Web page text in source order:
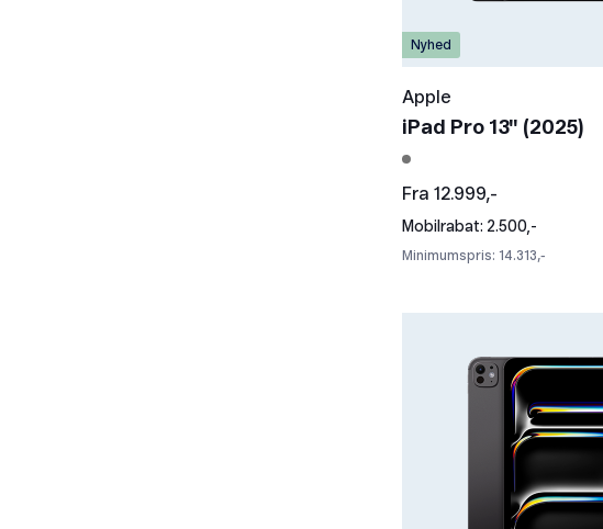
Nyhed
Apple
iPad Pro 13" (2025)
Fra 12.999,-
Mobilrabat: 2.500,-
Minimumspris: 14.313,-